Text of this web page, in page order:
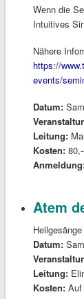
Wenn die
Intuitives
Nähere
https://
events/
Datum:
Leitung:
Kosten:
Atem
Datum:
Leitung:
Kosten: Auf